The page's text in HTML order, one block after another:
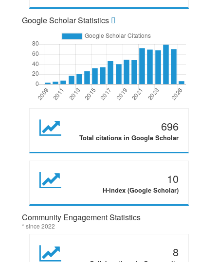
Google Scholar Statistics
696
Total citations in Google Scholar
10
H-index (Google Scholar)
Community Engagement Statistics
* since 2022
8